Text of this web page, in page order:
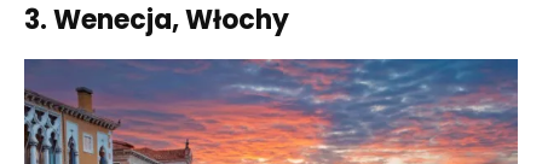
3. Wenecja, Włochy